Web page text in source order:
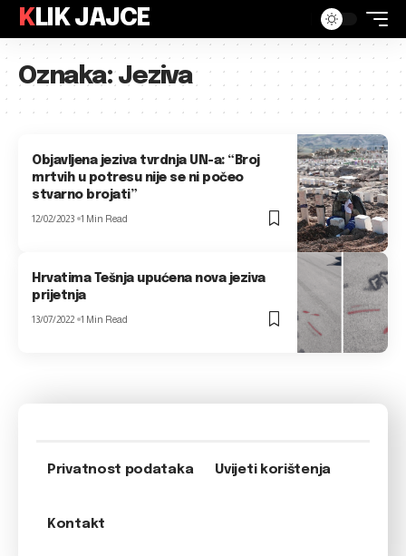
KLIK JAJCE
Oznaka:Jeziva
Objavljena jeziva tvrdnja UN-a: “Broj
mrtvih u potresu nije se ni počeo
stvarno brojati”
12/02/2023 1 Min Read
Hrvatima Tešnja upućena nova jeziva
prijetnja
13/07/2022 1 Min Read
Privatnost podataka Uvijeti korištenja
Kontakt